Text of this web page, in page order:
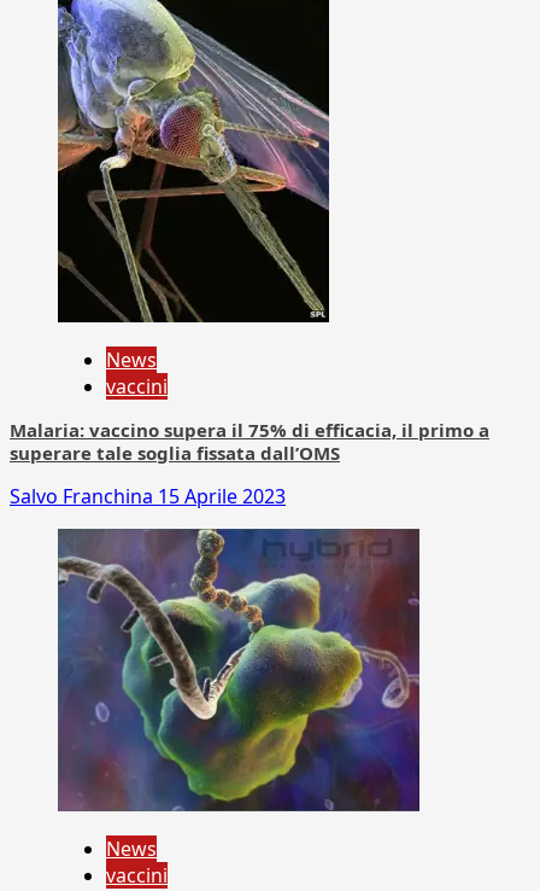
News
vaccini
Malaria: vaccino supera il 75% di efficacia, il primo a
superare tale soglia fissata dall’OMS
Salvo Franchina 15 Aprile 2023
News
vaccini